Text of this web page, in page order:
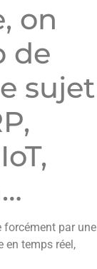
on
de
sujet
forcément par une
en temps réel,